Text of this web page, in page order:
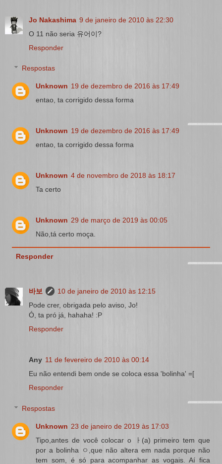
Jo Nakashima 9 de janeiro de 2010 às 22:30
O 11 não seria 유어이?
Responder
Respostas
Unknown 19 de dezembro de 2016 às 17:49
entao, ta corrigido dessa forma
Unknown 19 de dezembro de 2016 às 17:49
entao, ta corrigido dessa forma
Unknown 4 de novembro de 2018 às 18:17
Ta certo
Unknown 29 de março de 2019 às 00:05
Não,tá certo moça.
Responder
바보
10 de janeiro de 2010 às 12:15
Pode crer, obrigada pelo aviso, Jo!
Ó, ta pró já, hahaha! :P
Responder
Any 11 de fevereiro de 2010 às 00:14
Eu não entendi bem onde se coloca essa 'bolinha' =[
Responder
Respostas
Unknown 23 de janeiro de 2019 às 17:03
Tipo,antes de você colocar o ㅏ(a) primeiro tem que
por a bolinha ㅇ,que não altera em nada porque não
tem som, é só para acompanhar as vogais. Aí fica